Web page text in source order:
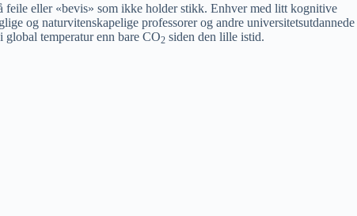
feile eller «bevis» som ikke holder stikk. Enhver med litt kognitive
og naturvitenskapelige professorer og andre universitetsutdannede
global temperatur enn bare CO2 siden den lille istid.